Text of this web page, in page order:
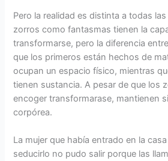
Pero la realidad es distinta a todas
zorros como fantasmas tienen la
transformarse, pero la diferencia
que los primeros están hechos de
ocupan un espacio físico, mientras
tienen sustancia. A pesar de que los
encoger transformarase, mantienen
corpórea.
La mujer que había entrado en la
seducirlo no pudo salir porque las